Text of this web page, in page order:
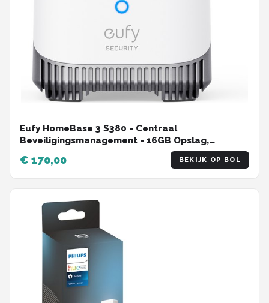
Eufy HomeBase 3 S380 - Centraal
Beveiligingsmanagement - 16GB Opslag,
uitbreidbaar - Werkt met alle Eufy apparaten
€ 170,00 BEKIJK OP BOL